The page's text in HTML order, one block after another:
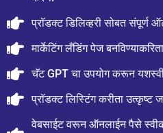
प्रॉडक्ट डिलिव्हरी सोबत संपूर्ण
मार्केटिंग लँडिंग पेज
चॅट GPT चा उपयोग करून
प्रॉडक्ट लिस्टिंग करीता उत्कृष्ट
वेबसाईट वरून ऑनलाईन पैसे